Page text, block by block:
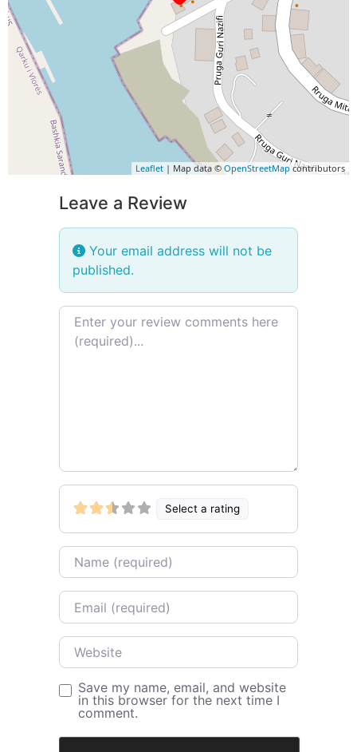
Leaflet | Map data © OpenStreetMapcontributors
Leave a Review
Your email address will not be
published.
Review text
Select a rating
Name
Email
Website
Save my name, email, and website
in this browser for the next time I
comment.